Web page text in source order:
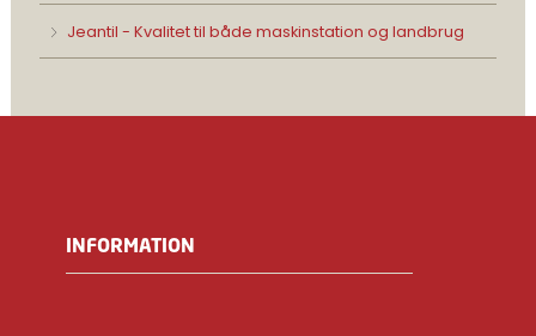
Jeantil - Kvalitet til både maskinstation og landbrug
INFORMATION